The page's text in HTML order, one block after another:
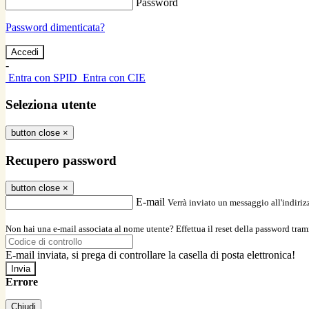
Password
Password dimenticata?
-
Entra con SPID Entra con CIE
Seleziona utente
button close ×
Recupero password
button close ×
E-mail Verrà inviato un messaggio
Non hai una e-mail associata al nome utente? Effettua il reset della password
E-mail inviata, si prega di controllare la casella di posta elettronica!
Errore
Chiudi